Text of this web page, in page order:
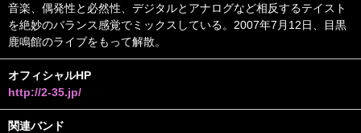
音楽、偶発性と必然性、デジタルとアナログなど相反するテイスト
を絶妙のバランス感覚でミックスしている。2007年7月12日、目黒
鹿鳴館のライブをもって解散。
オフィシャルHP
http://2-35.jp/
関連バンド